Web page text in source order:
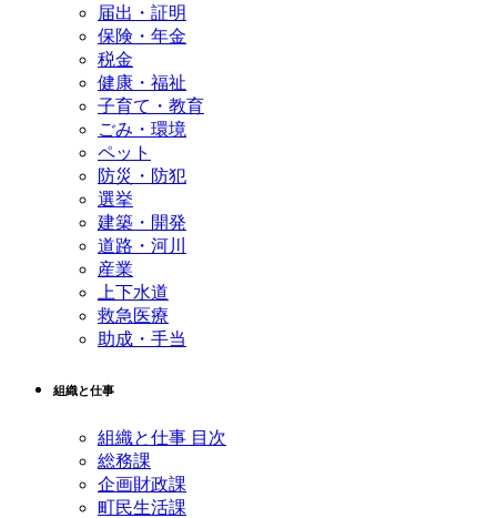
届出・証明
保険・年金
税金
健康・福祉
子育て・教育
ごみ・環境
ペット
防災・防犯
選挙
建築・開発
道路・河川
産業
上下水道
救急医療
助成・手当
組織と仕事
組織と仕事 目次
総務課
企画財政課
町民生活課